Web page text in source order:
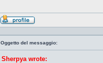
Profilo
Oggetto del messaggio:
Sherpya wrote: